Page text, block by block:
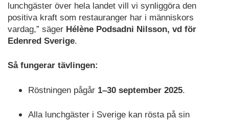
lunchgäster över hela landet vill vi synliggöra den
positiva kraft som restauranger har i människors
vardag,” säger Hélène Podsadni Nilsson, vd för
Edenred Sverige.
Så fungerar tävlingen:
Röstningen pågår 1–30 september 2025.
Alla lunchgäster i Sverige kan rösta på sin